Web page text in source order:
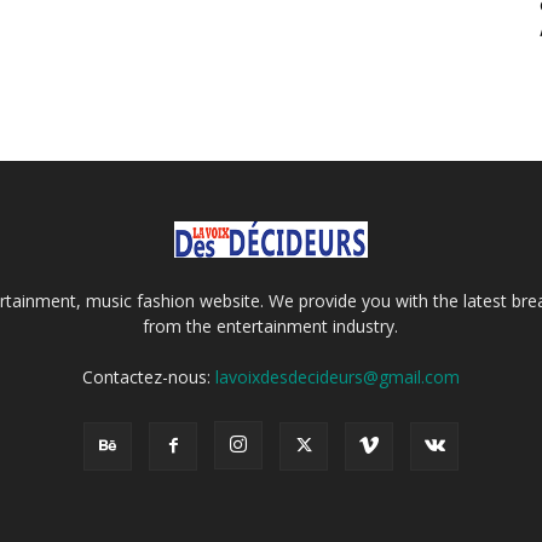
music fashion website. We provide you with the latest
from the entertainment industry.
Contactez-nous: lavoixdesdecideurs@gmail.com